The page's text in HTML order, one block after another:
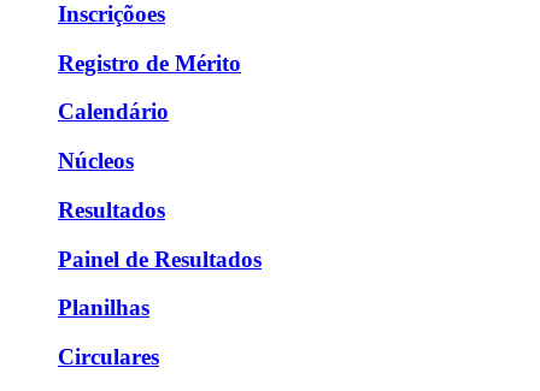
Inscriçõoes
Registro de Mérito
Calendário
Núcleos
Resultados
Painel de Resultados
Planilhas
Circulares